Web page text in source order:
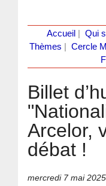
Accueil Qui
Thèmes
Cercle
Billet
Arcelor,
débat !
mercredi 7 mai 2025